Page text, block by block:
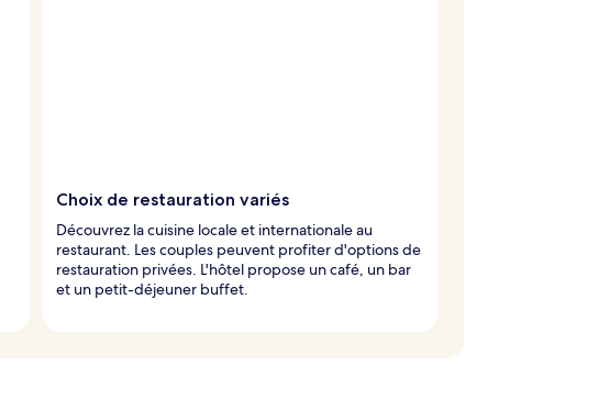
Choix de restauration variés
Découvrez la cuisine locale et internationale au
restaurant. Les couples peuvent profiter d'options de
restauration privées. L'hôtel propose un café, un bar
et un petit-déjeuner buffet.